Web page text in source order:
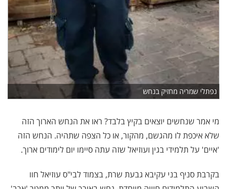
נפתלי שמריה מחזיק בנחש
מי אמר שנחשים יוצאים בקיץ בלבד? ראו את הנחש הארוך הזה
שלא איכפת לו מהגשם, מהקור, או כל הצפה שתהיה. הנחש הזה
'איים' על תלמידי בגין ועוזיאל שזה עתה סיימו יום לימודים ארוך.
בקרבת סניף בני עקיבא גבעת שרת, בצמוד לבי"ס עוזיאל חוו